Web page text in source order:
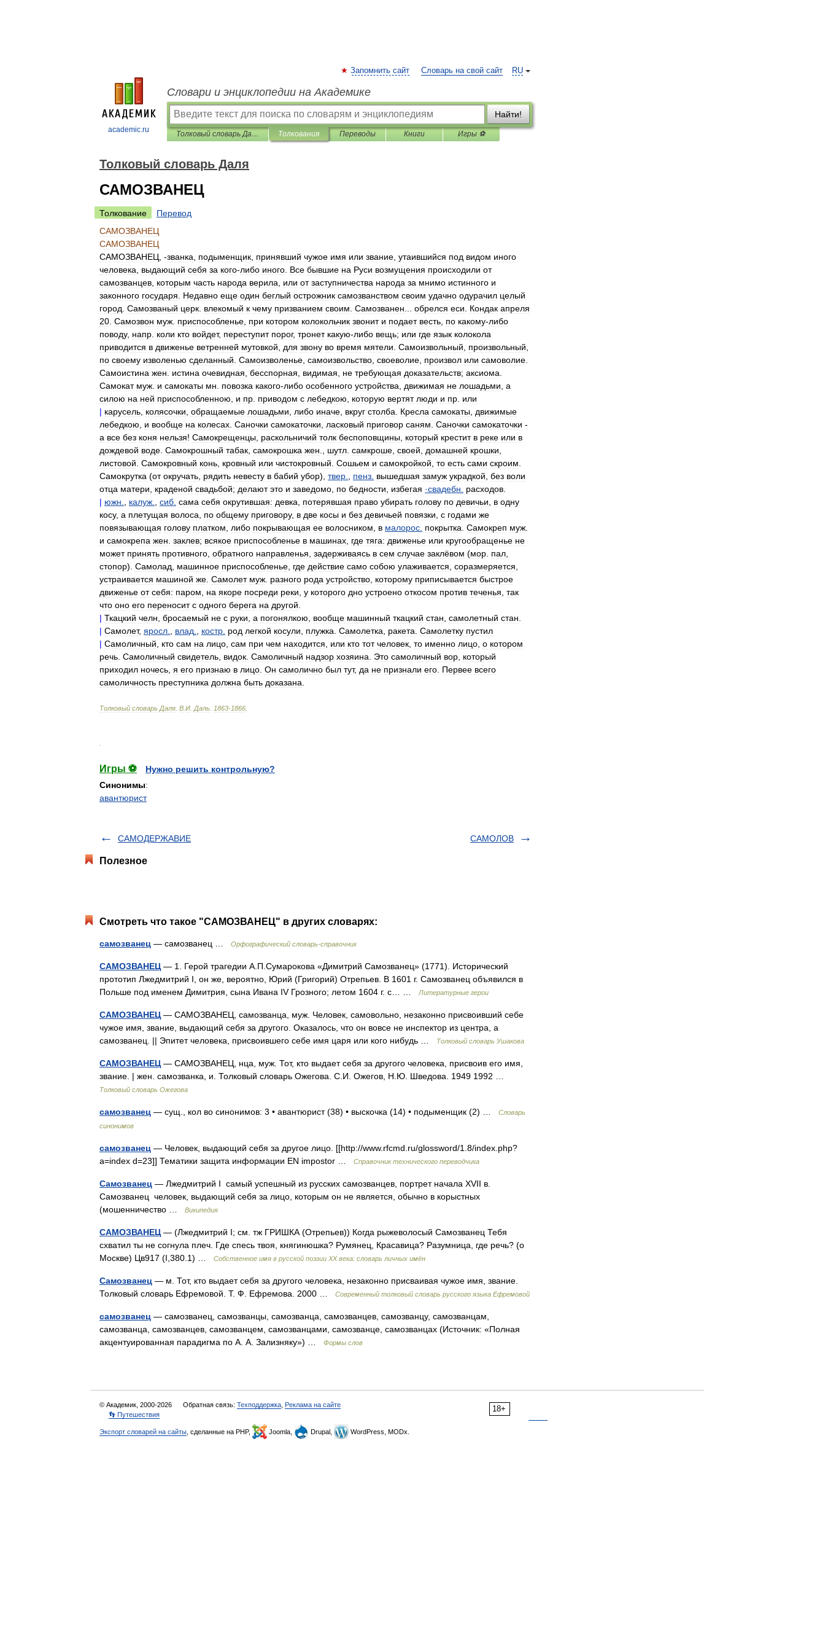
academic.ru
RU
Запомнить сайт Словарь на свой сайт
Словари и энциклопедии на Академике
Найти!
Толковый словарь Даля Толкования Переводы Книги Игры ⚽
Толковый словарь Даля
САМОЗВАНЕЦ
Толкование
Перевод
САМОЗВАНЕЦ
САМОЗВАНЕЦ
САМОЗВАНЕЦ , -званка подыменщик принявший чужое имя или звание утаившийся под видом иного
человека
выдающий себя за кого-либо иного Все бывшие на Руси возмущения происходили от
самозванцев которым часть народа верила или от заступничества народа за мнимо истинного и
законного государя Недавно еще один беглый острожник самозванством своим удачно одурачил целый
город Самозваный церк влекомый к чему призванием своим Самозванен обрелся еси Кондак апреля
20 Самозвон муж приспособленье при котором колокольчик звонит и подает весть по какому-либо
поводу, напр коли кто войдет, переступит порог, тронет какую-либо вещь; или где язык колокола
приводится в движенье ветренней мутовкой для звону во время мятели Самоизвольный произвольный
по своему изволенью сделанный Самоизволенье самоизвольство своеволие произвол или самоволие
Самоистина жен истина очевидная бесспорная видимая не требующая доказательств; аксиома
Самокат муж и самокаты мн повозка какого-либо особенного устройства движимая не лошадьми а
силою на ней приспособленною и пр приводом с лебедкою которую вертят люди и пр или
| карусель колясочки обращаемые лошадьми либо иначе вкруг столба Кресла самокаты движимые
лебедкою
и вообще на колесах Саночки самокаточки ласковый приговор саням Саночки самокаточки -
а все без коня нельзя! Самокрещенцы раскольничий толк беспоповщины который крестит в реке или в
дождевой воде Самокрошный табак самокрошка жен шутл самкроше своей домашней крошки
листовой Самокровный конь кровный или чистокровный Сошьем и самокройкой то есть сами скроим
Самокрутка (от окручать рядить невесту в бабий убор), твер пенз вышедшая замуж украдкой без воли
отца матери краденой свадьбой; делают это и заведомо по бедности избегая ·свадебн расходов
| южн калуж сиб сама себя окрутившая: девка потерявшая право убирать голову по девичьи в одну
косу, а плетущая волоса по общему приговору, в две косы и без девичьей повязки с годами же
повязывающая голову платком либо покрывающая ее волосником в малорос покрытка Самокреп муж
и самокрепа жен заклев; всякое приспособленье в машинах где тяга: движенье или кругообращенье не
может принять противного обратного направленья задерживаясь в сем случае заклёвом (мор пал
стопор). Самолад машинное приспособленье где действие само собою улаживается соразмеряется
устраивается машиной же Самолет муж разного рода устройство которому приписывается быстрое
движенье от себя: паром на якоре посреди реки у которого дно устроено откосом против теченья так
что оно его переносит с одного берега на другой
| Ткацкий челн бросаемый не с руки а погонялкою вообще машинный ткацкий стан самолетный стан
| Самолет, яросл влад костр род легкой косули плужка Самолетка ракета Самолетку пустил
| Самоличный кто сам на лицо сам при чем находится или кто тот человек то именно лицо о котором
речь Самоличный свидетель видок Самоличный надзор хозяина Это самоличный вор который
приходил ночесь я его признаю в лицо Он самолично был тут, да не признали его Первее всего
самоличность преступника должна быть доказана
Толковый словарь Даля В И Даль 1863-1866
Игры ⚽
Нужно решить контрольную?
Синонимы:
авантюрист
САМОДЕРЖАВИЕ САМОЛОВ
Полезное
Смотреть что такое "САМОЗВАНЕЦ" в других словарях:
самозванец — самозванец … Орфографический словарь-справочник
САМОЗВАНЕЦ — 1. Герой трагедии А.П.Сумарокова «Димитрий Самозванец» (1771). Исторический
прототип Лжедмитрий I, он же, вероятно, Юрий (Григорий) Отрепьев. В 1601 г. Самозванец объявился в
Польше под именем Димитрия, сына Ивана IV Грозного; летом 1604 г. с… …
Литературные герои
САМОЗВАНЕЦ — САМОЗВАНЕЦ, самозванца, муж. Человек, самовольно, незаконно присвоивший себе
чужое имя, звание, выдающий себя за другого. Оказалось, что он вовсе не инспектор из центра, а
самозванец. || Эпитет человека, присвоившего себе имя царя или кого нибудь …
Толковый словарь Ушакова
САМОЗВАНЕЦ — САМОЗВАНЕЦ, нца, муж. Тот, кто выдает себя за другого человека, присвоив его имя,
звание. | жен. самозванка, и. Толковый словарь Ожегова. С.И. Ожегов, Н.Ю. Шведова. 1949 1992 …
Толковый словарь Ожегова
самозванец — сущ., кол во синонимов: 3 • авантюрист (38) • выскочка (14) • подыменщик (2) …
Словарь
синонимов
самозванец — Человек, выдающий себя за другое лицо. [[http://www.rfcmd.ru/glossword/1.8/index.php?
a=index d=23]] Тематики защита информации EN impostor …
Справочник технического переводчика
Самозванец — Лжедмитрий I самый успешный из русских самозванцев, портрет начала XVII в.
Самозванец человек, выдающий себя за лицо, которым он не является, обычно в корыстных
(мошенничество …
Википедия
САМОЗВАНЕЦ — (Лжедмитрий I; см. тж ГРИШКА (Отрепьев)) Когда рыжеволосый Самозванец Тебя
схватил ты не согнула плеч. Где спесь твоя, княгинюшка? Румянец, Красавица? Разумница, где речь? (о
Москве) Цв917 (I,380.1) …
Собственное имя в русской поэзии XX века: словарь личных имён
Самозванец — м. Тот, кто выдает себя за другого человека, незаконно присваивая чужое имя, звание.
Толковый словарь Ефремовой. Т. Ф. Ефремова. 2000 …
Современный толковый словарь русского языка Ефремовой
самозванец — самозванец, самозванцы, самозванца, самозванцев, самозванцу, самозванцам,
самозванца, самозванцев, самозванцем, самозванцами, самозванце, самозванцах (Источник: «Полная
акцентуированная парадигма по А. А. Зализняку») …
Формы слов
18+
© Академик, 2000-2026 Обратная связь: Техподдержка Реклама на сайте
👣 Путешествия
Экспорт словарей на сайты , сделанные на PHP, Joomla, Drupal, WordPress, MODx.